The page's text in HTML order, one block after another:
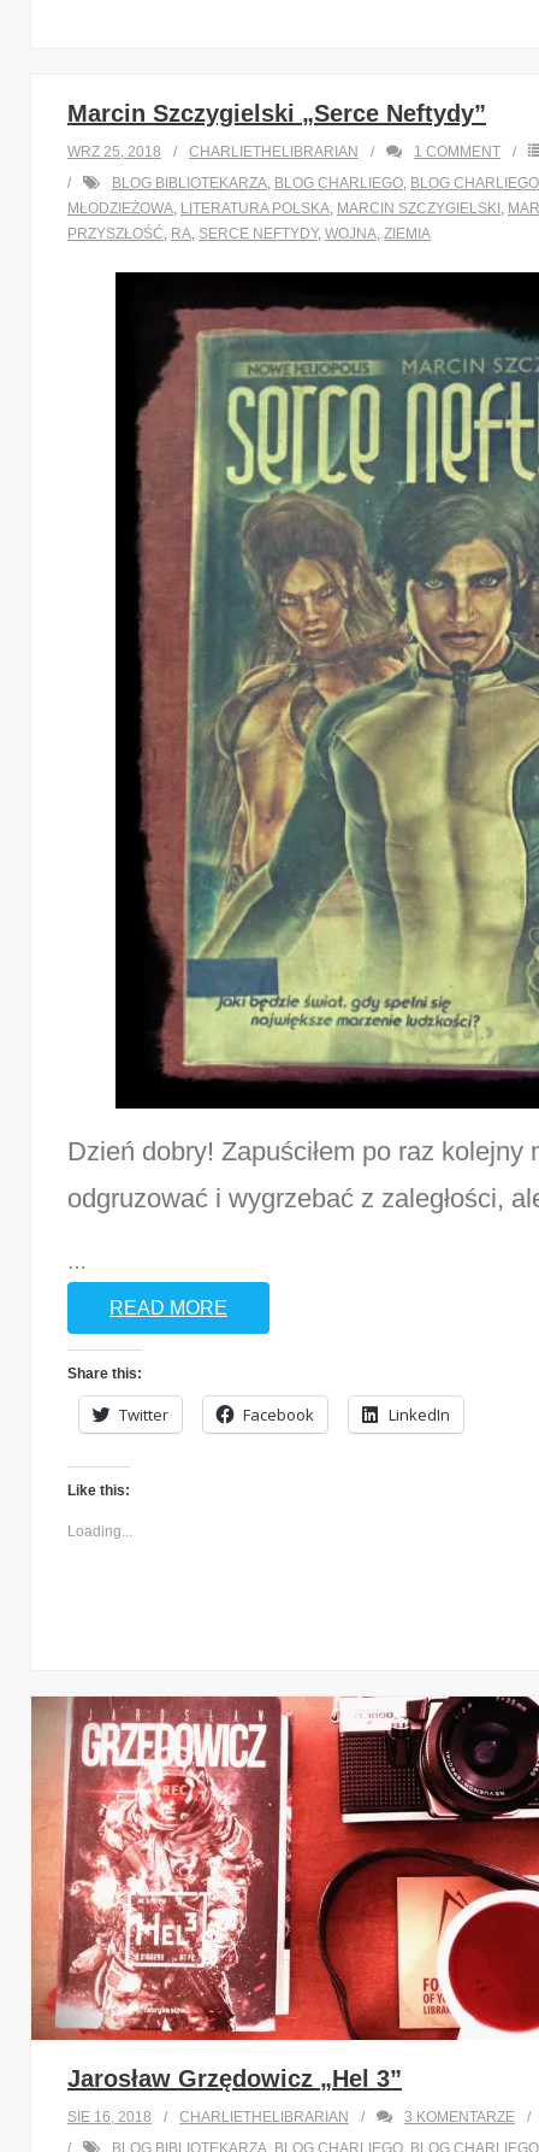
Marcin Szczygielski „Serce Neftydy”
WRZ 25, 2018 CHARLIETHELIBRARIAN 1 COMMENT
BLOG BIBLIOTEKARZA, BLOG CHARLIEGO, BLOG
MŁODZIEŻOWA, LITERATURA POLSKA, MARCIN SZCZYGIELSKI,
PRZYSZŁOŚĆ, RA, SERCE NEFTYDY, WOJNA, ZIEMIA
Dzień dobry! Zapuściłem po raz
odgruzować i wygrzebać z zaległości,
…
READ MORE
Share this:
Twitter Facebook LinkedIn
Like this:
Loading...
Jarosław Grzędowicz „Hel 3”
SIE 16, 2018 CHARLIETHELIBRARIAN 3 KOMENTARZE
BLOG BIBLIOTEKARZA BLOG CHARLIEGO BLOG